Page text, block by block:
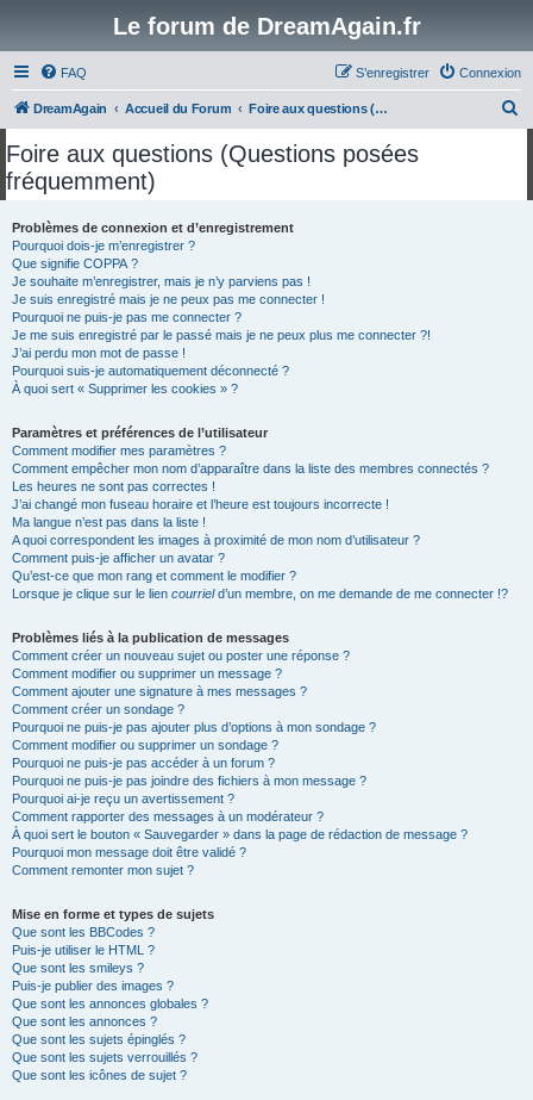
Le forum de DreamAgain.fr
FAQ Connexion
S’enregistrer
DreamAgain Accueil du Forum Foire aux questions (Questions posées fréquemment)
Foire aux questions (Questions posées
fréquemment)
Problèmes de connexion et d’enregistrement
Pourquoi dois-je m’enregistrer ?
Que signifie COPPA ?
Je souhaite m’enregistrer, mais je n’y parviens pas !
Je suis enregistré mais je ne peux pas me connecter !
Pourquoi ne puis-je pas me connecter ?
Je me suis enregistré par le passé mais je ne peux plus me connecter ?!
J’ai perdu mon mot de passe !
Pourquoi suis-je automatiquement déconnecté ?
À quoi sert « Supprimer les cookies » ?
Paramètres et préférences de l’utilisateur
Comment modifier mes paramètres ?
Comment empêcher mon nom d’apparaître dans la liste des membres connectés ?
Les heures ne sont pas correctes !
J’ai changé mon fuseau horaire et l’heure est toujours incorrecte !
Ma langue n’est pas dans la liste !
A quoi correspondent les images à proximité de mon nom d’utilisateur ?
Comment puis-je afficher un avatar ?
Qu’est-ce que mon rang et comment le modifier ?
Lorsque je clique sur le lien courrield’un membre, on me demande de me connecter !?
Problèmes liés à la publication de messages
Comment créer un nouveau sujet ou poster une réponse ?
Comment modifier ou supprimer un message ?
Comment ajouter une signature à mes messages ?
Comment créer un sondage ?
Pourquoi ne puis-je pas ajouter plus d’options à mon sondage ?
Comment modifier ou supprimer un sondage ?
Pourquoi ne puis-je pas accéder à un forum ?
Pourquoi ne puis-je pas joindre des fichiers à mon message ?
Pourquoi ai-je reçu un avertissement ?
Comment rapporter des messages à un modérateur ?
À quoi sert le bouton « Sauvegarder » dans la page de rédaction de message ?
Pourquoi mon message doit être validé ?
Comment remonter mon sujet ?
Mise en forme et types de sujets
Que sont les BBCodes ?
Puis-je utiliser le HTML ?
Que sont les smileys ?
Puis-je publier des images ?
Que sont les annonces globales ?
Que sont les annonces ?
Que sont les sujets épinglés ?
Que sont les sujets verrouillés ?
Que sont les icônes de sujet ?